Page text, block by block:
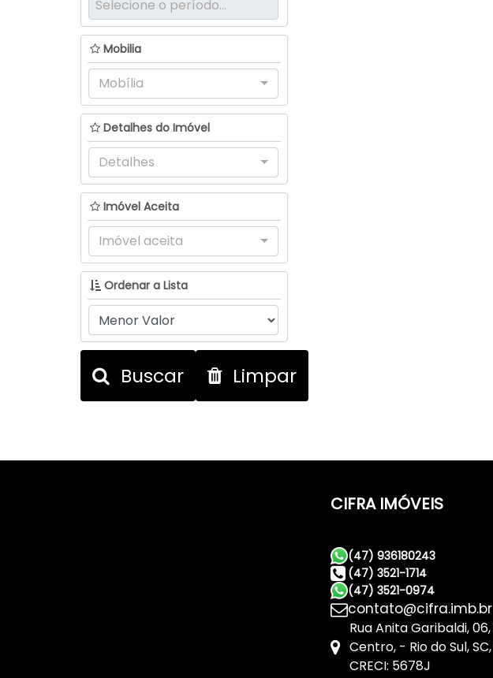
Mobilia
Mobília
Detalhes do Imóvel
Detalhes
Imóvel Aceita
Imóvel aceita
Ordenar a Lista
Buscar Limpar
CIFRA IMÓVEIS
(47) 936180243
(47) 3521-1714
(47) 3521-0974
contato@cifra.imb.br
Rua Anita Garibaldi,06,
Centro, Rio do Sul,SC,
CRECI: 5678J